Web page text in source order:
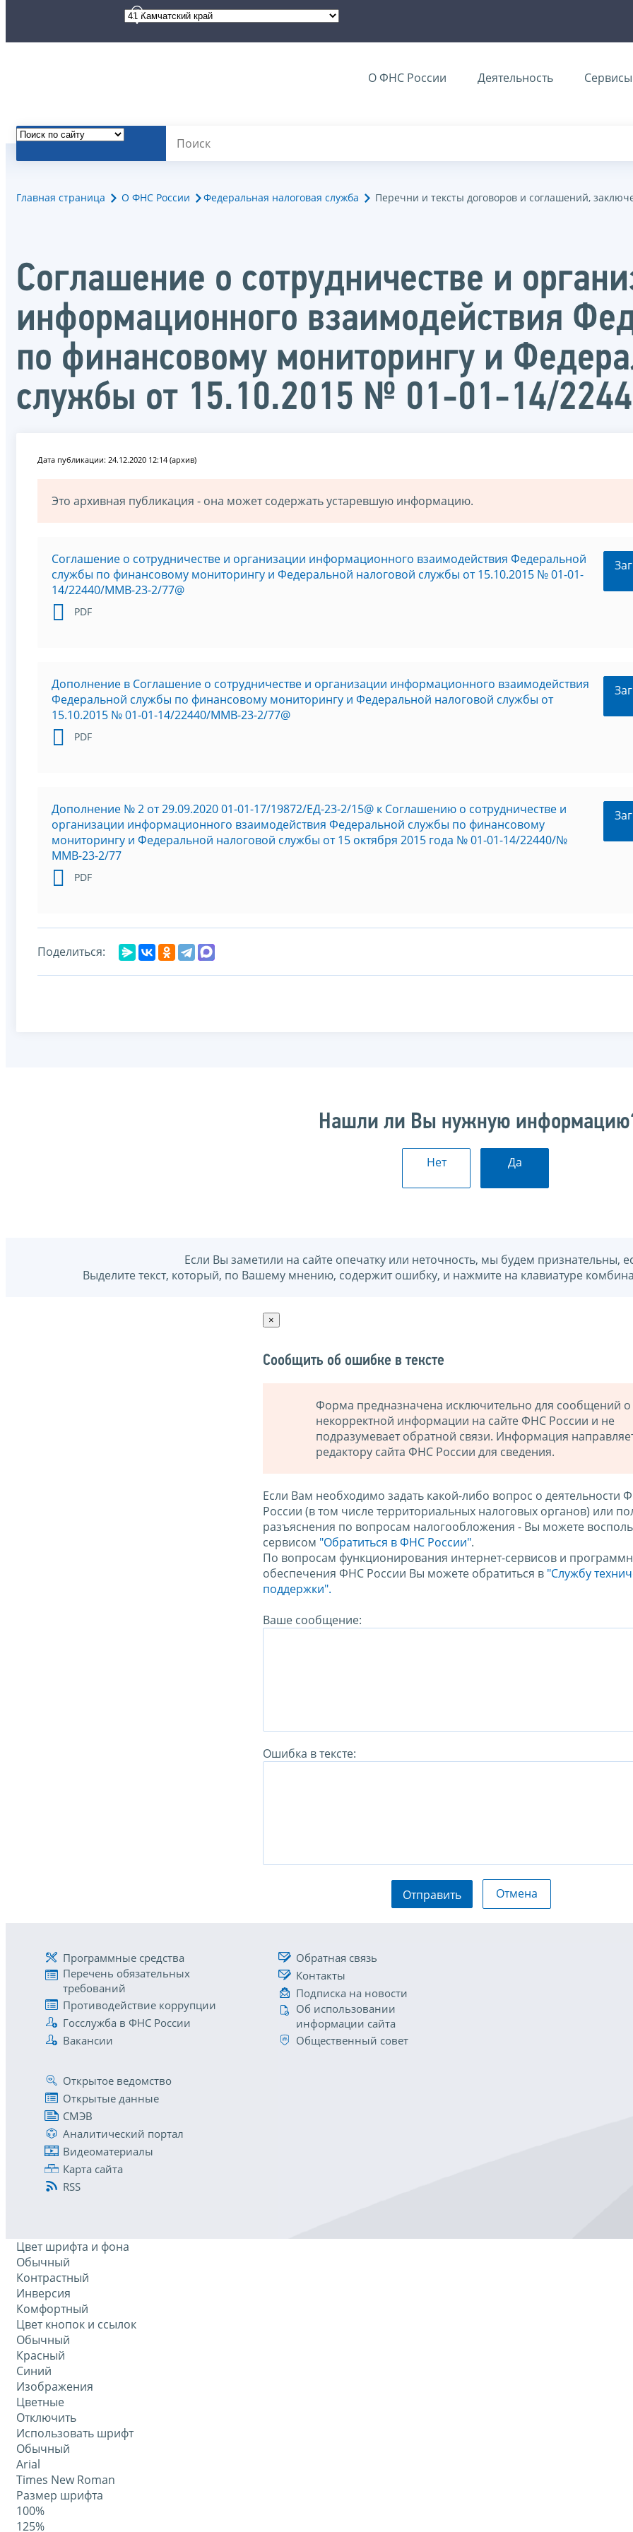
О ФНС России Деятельность Сервисы
Главная страница О ФНС России Федеральная налоговая служба Перечни и тексты договоров и соглашений,
Соглашение о сотрудничестве и
информационного взаимодействия
по финансовому мониторингу и
службы от 15.10.2015 № 01-01-14/
Дата публикации: 24.12.2020 12:14 (архив)
Это архивная публикация - она может содержать устаревшую информацию.
Соглашение о сотрудничестве и организации информационного взаимодействия Федеральной
службы по финансовому мониторингу и Федеральной налоговой службы от 15.10.2015 № 01-01-
14/22440/ММВ-23-2/77@
PDF
Дополнение в Соглашение о сотрудничестве и организации информационного взаимодействия
Федеральной службы по финансовому мониторингу и Федеральной налоговой службы от
15.10.2015 № 01-01-14/22440/ММВ-23-2/77@
PDF
Дополнение № 2 от 29.09.2020 01-01-17/19872/ЕД-23-2/15@ к Соглашению о сотрудничестве и
организации информационного взаимодействия Федеральной службы по финансовому
мониторингу и Федеральной налоговой службы от 15 октября 2015 года № 01-01-14/22440/№
ММВ-23-2/77
PDF
Поделиться:
Нашли ли Вы нужную
Нет Да
Если Вы заметили на сайте опечатку или неточность, мы будем признательны,
Выделите текст, который, по Вашему мнению, содержит ошибку, и нажмите на клавиатуре
×
Сообщить об ошибке в тексте
Форма предназначена исключительно для сообщений о
некорректной информации на сайте ФНС России и не
подразумевает обратной связи. Информация
редактору сайта ФНС России для сведения.
Если Вам необходимо задать какой-либо вопрос о деятельности
России (в том числе территориальных налоговых органов) или
разъяснения по вопросам налогообложения - Вы можете
сервисом "Обратиться в ФНС России".
По вопросам функционирования интернет-сервисов и
обеспечения ФНС России Вы можете обратиться в "Службу
поддержки".
Ваше сообщение:
Ошибка в тексте:
Отправить Отмена
Программные средства
Перечень обязательных
требований
Противодействие коррупции
Госслужба в ФНС России
Вакансии
Обратная связь
Контакты
Подписка на новости
Об использовании
информации сайта
Общественный совет
Открытое ведомство
Открытые данные
СМЭВ
Аналитический портал
Видеоматериалы
Карта сайта
RSS
Цвет шрифта и фона
Обычный
Контрастный
Инверсия
Комфортный
Цвет кнопок и ссылок
Обычный
Красный
Синий
Изображения
Цветные
Отключить
Использовать шрифт
Обычный
Arial
Times New Roman
Размер шрифта
100%
125%